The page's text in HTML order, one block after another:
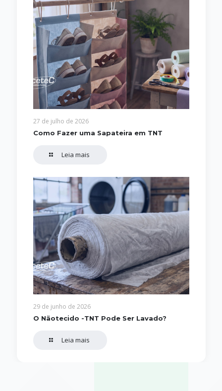
27 de julho de 2026
Como Fazer uma Sapateira em TNT
Leia mais
29 de junho de 2026
O Nãotecido -TNT Pode Ser Lavado?
Leia mais